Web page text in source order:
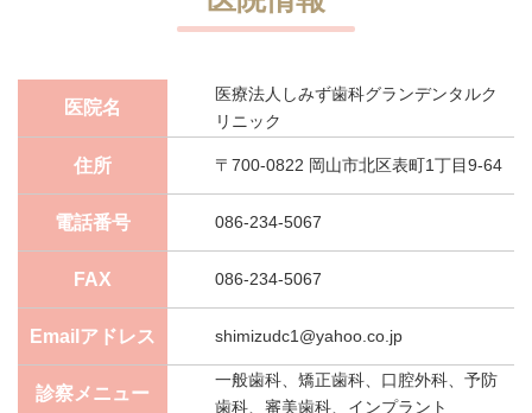
医院名
医療法人しみず歯科グランデンタルク
リニック
住所 〒700-0822 岡山市北区表町1丁目9-64
電話番号 086-234-5067
FAX 086-234-5067
Emailアドレス shimizudc1@yahoo.co.jp
診察メニュー
一般歯科、矯正歯科、口腔外科、予防
歯科、審美歯科、インプラント